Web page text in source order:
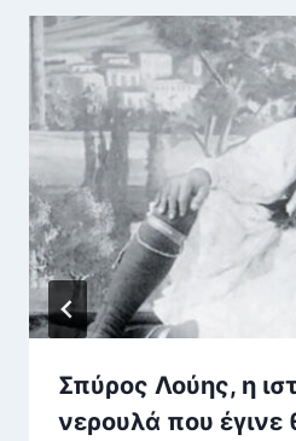
Σπύρος Λούης, η
νερουλά που έγινε